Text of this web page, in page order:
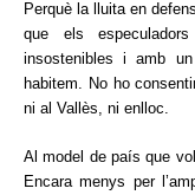
Perquè la lluita en
que els
insostenibles i amb
habitem. No ho
ni al Vallès, ni enlloc.
Al model de país que
Encara menys per